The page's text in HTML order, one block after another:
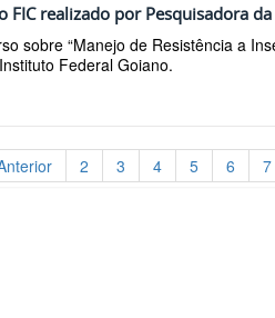
FIC realizado por Pesquisadora
sobre “Manejo de Resistência a
Instituto Federal Goiano.
2 3 4 5 6 7